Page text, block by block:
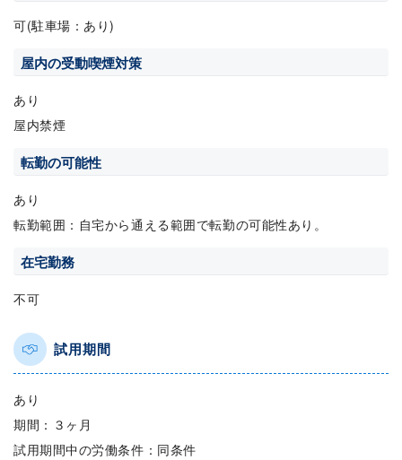
可(駐車場：あり)
屋内の受動喫煙対策
あり
屋内禁煙
転勤の可能性
あり
転勤範囲：自宅から通える範囲で転勤の可能性あり。
在宅勤務
不可
試用期間
あり
期間：３ヶ月
試用期間中の労働条件：同条件